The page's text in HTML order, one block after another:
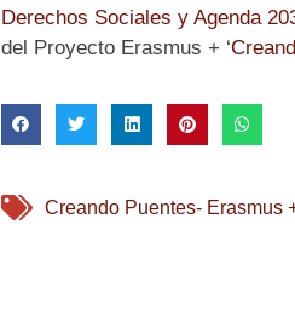
Derechos Sociales y Agenda
del Proyecto Erasmus + ‘
Creando Puentes- Erasmus